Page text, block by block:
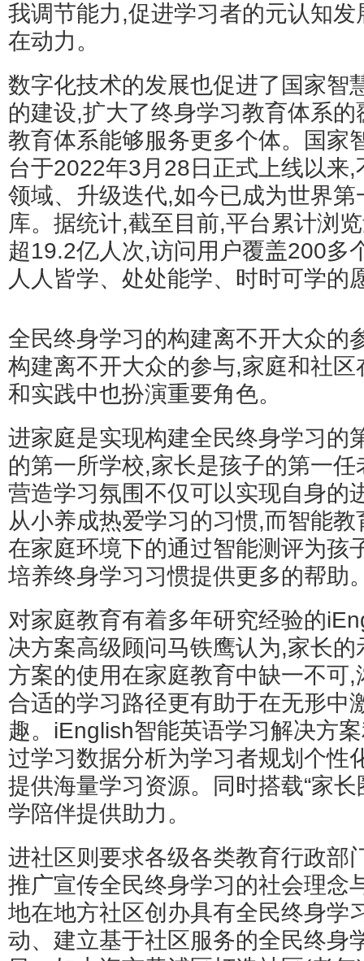
我调节能力,促进学习者的元认知
在动力。
数字化技术的发展也促进了国家智
的建设,扩大了终身学习教育体系
教育体系能够服务更多个体。国家
台于2022年3月28日正式上线以来
领域、升级迭代,如今已成为世界
库。据统计,截至目前,平台累计浏
超19.2亿人次,访问用户覆盖200多
人人皆学、处处能学、时时可学的
全民终身学习的构建离不开大众的
构建离不开大众的参与,家庭和社
和实践中也扮演重要角色。
进家庭是实现构建全民终身学习的
的第一所学校,家长是孩子的第一
营造学习氛围不仅可以实现自身的
从小养成热爱学习的习惯,而智能
在家庭环境下的通过智能测评为孩
培养终身学习习惯提供更多的帮助
对家庭教育有着多年研究经验的
决方案高级顾问马铁鹰认为,家长
方案的使用在家庭教育中缺一不可
合适的学习路径更有助于在无形中
趣。iEnglish智能英语学习解决方
过学习数据分析为学习者规划个性
提供海量学习资源。同时搭载“家
学陪伴提供助力。
进社区则要求各级各类教育行政部
推广宣传全民终身学习的社会理念
地在地方社区创办具有全民终身学
动、建立基于社区服务的全民终身